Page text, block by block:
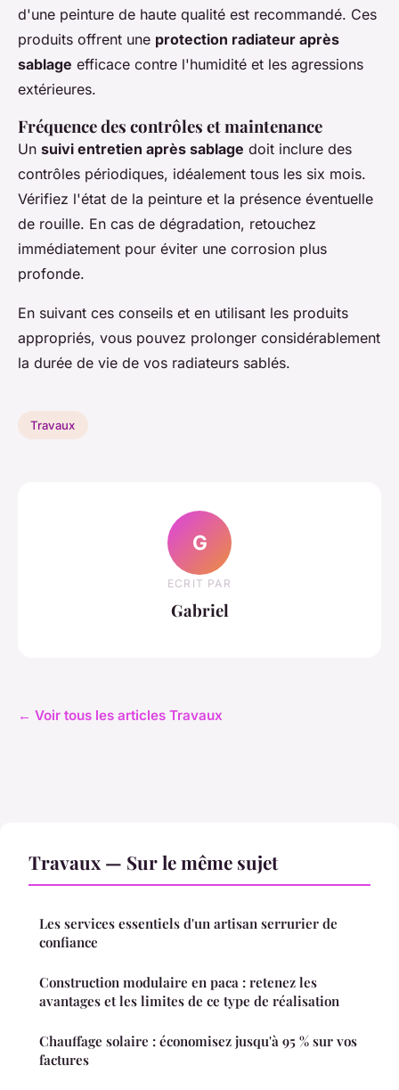
d'une peinture de haute qualité est recommandé. Ces
produits offrent une protection radiateur après
sablage efficace contre l'humidité et les agressions
extérieures.
Fréquence des contrôles et maintenance
Un suivi entretien après sablage doit inclure des
contrôles périodiques, idéalement tous les six mois.
Vérifiez l'état de la peinture et la présence éventuelle
de rouille. En cas de dégradation, retouchez
immédiatement pour éviter une corrosion plus
profonde.
En suivant ces conseils et en utilisant les produits
appropriés, vous pouvez prolonger considérablement
la durée de vie de vos radiateurs sablés.
Travaux
G
ECRIT PAR
Gabriel
← Voir tous les articles Travaux
Travaux — Sur le même sujet
Les services essentiels d'un artisan serrurier de
confiance
Construction modulaire en paca : retenez les
avantages et les limites de ce type de réalisation
Chauffage solaire : économisez jusqu'à 95 % sur vos
factures